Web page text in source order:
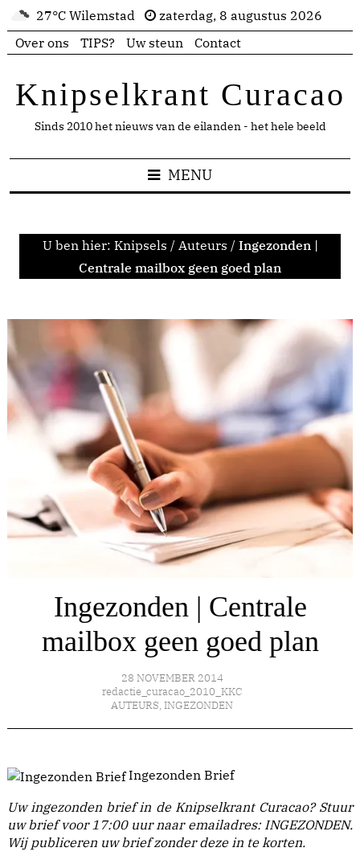
27°C Wilemstad
zaterdag, 8 augustus 2026
Over ons
TIPS? Uw steun Contact
Knipselkrant Curacao
Sinds 2010 het nieuws van de eilanden - het hele beeld
MENU
U ben hier: Knipsels / Auteurs / Ingezonden |
Centrale mailbox geen goed plan
Ingezonden | Centrale
mailbox geen goed plan
28 NOVEMBER 2014
redactie_curacao_2010_KKC
AUTEURS, INGEZONDEN
Ingezonden Brief
Uw ingezonden brief in de Knipselkrant Curacao? Stuur
uw brief voor 17:00 uur naar emailadres: INGEZONDEN.
Wij publiceren uw brief zonder deze in te korten.